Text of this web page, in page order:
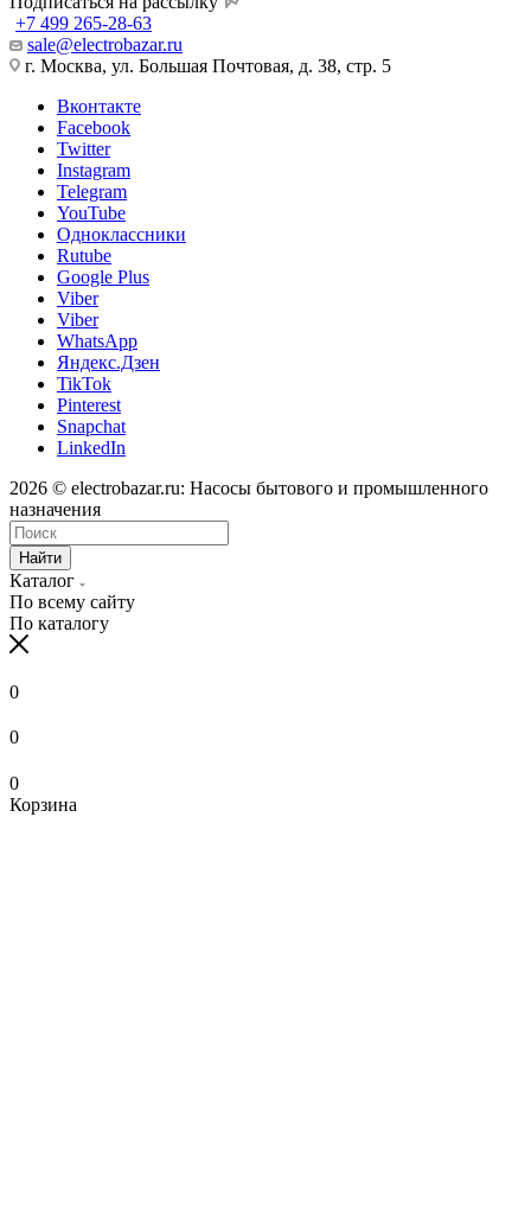
+7 499 265-28-63
sale@electrobazar.ru
г. Москва, ул. Большая Почтовая, д. 38, стр. 5
Вконтакте
Facebook
Twitter
Instagram
Telegram
YouTube
Одноклассники
Rutube
Google Plus
Viber
Viber
WhatsApp
Яндекс.Дзен
TikTok
Pinterest
Snapchat
LinkedIn
2026 © electrobazar.ru: Насосы бытового и промышленного
назначения
Найти
Каталог
По всему сайту
По каталогу
0
0
0
Корзина